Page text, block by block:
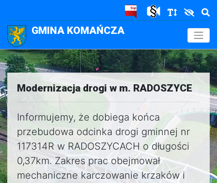
GMINA KOMAŃCZA .
Modernizacja drogi w m. RADOSZYCE
Informujemy, że dobiega końca
przebudowa odcinka drogi gminnej nr
117314R w RADOSZYCACH o długości
0,37km. Zakres prac obejmował
mechaniczne karczowanie krzaków i